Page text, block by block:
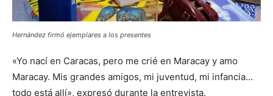
Hernández firmó ejemplares a los presentes
«Yo nací en Caracas, pero me crié en Maracay y amo
Maracay. Mis grandes amigos, mi juventud, mi infancia…
todo está allí», expresó durante la entrevista.